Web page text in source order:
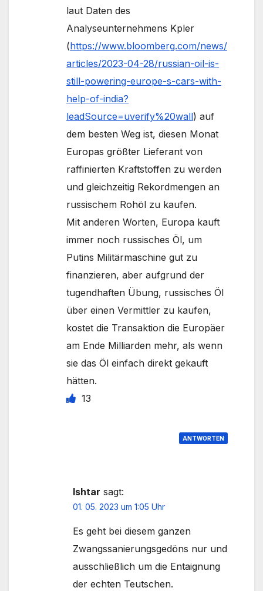
laut Daten des
Analyseunternehmens Kpler
(https://www.bloomberg.com/news/
articles/2023-04-28/russian-oil-is-
still-powering-europe-s-cars-with-
help-of-india?
leadSource=uverify%20wall) auf
dem besten Weg ist, diesen Monat
Europas größter Lieferant von
raffinierten Kraftstoffen zu werden
und gleichzeitig Rekordmengen an
russischem Rohöl zu kaufen.
Mit anderen Worten, Europa kauft
immer noch russisches Öl, um
Putins Militärmaschine gut zu
finanzieren, aber aufgrund der
tugendhaften Übung, russisches Öl
über einen Vermittler zu kaufen,
kostet die Transaktion die Europäer
am Ende Milliarden mehr, als wenn
sie das Öl einfach direkt gekauft
hätten.
13
ANTWORTEN
Ishtar sagt:
01. 05. 2023 um 1:05 Uhr
Es geht bei diesem ganzen
Zwangssanierungsgedöns nur und
ausschließlich um die Entaignung
der echten Teutschen.